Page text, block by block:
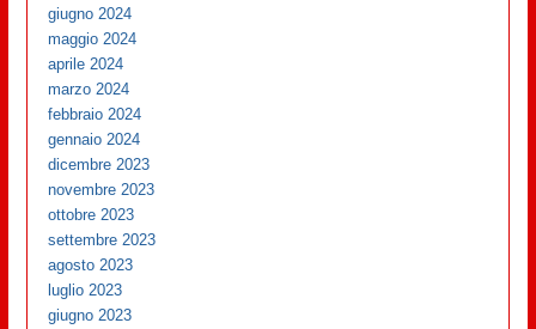
giugno 2024
maggio 2024
aprile 2024
marzo 2024
febbraio 2024
gennaio 2024
dicembre 2023
novembre 2023
ottobre 2023
settembre 2023
agosto 2023
luglio 2023
giugno 2023